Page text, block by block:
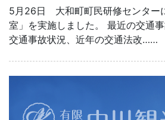
5月26日 大和町町民研修センター
室」を実施しました。 最近の交通
交通事故状況、近年の交通法改……